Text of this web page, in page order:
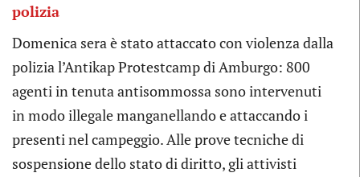
polizia
Domenica sera è stato attaccato con violenza dalla
polizia l’Antikap Protestcamp di Amburgo: 800
agenti in tenuta antisommossa sono intervenuti
in modo illegale manganellando e attaccando i
presenti nel campeggio. Alle prove tecniche di
sospensione dello stato di diritto, gli attivisti